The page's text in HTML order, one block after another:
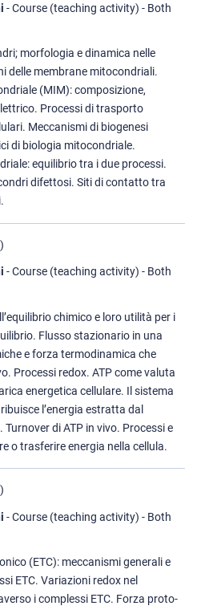
- Course (teaching activity) - Both
morfologia e dinamica nelle
delle membrane mitocondriali.
(MIM): composizione,
Processi di trasporto
Meccanismi di biogenesi
di biologia mitocondriale.
equilibrio tra i due processi.
difettosi. Siti di contatto tra
- Course (teaching activity) - Both
chimico e loro utilità per i
Flusso stazionario in una
e forza termodinamica che
Processi redox. ATP come valuta
energetica cellulare. Il sistema
l’energia estratta dal
di ATP in vivo. Processi e
o trasferire energia nella cellula.
- Course (teaching activity) - Both
(ETC): meccanismi generali e
ETC. Variazioni redox nel
i complessi ETC. Forza proto-